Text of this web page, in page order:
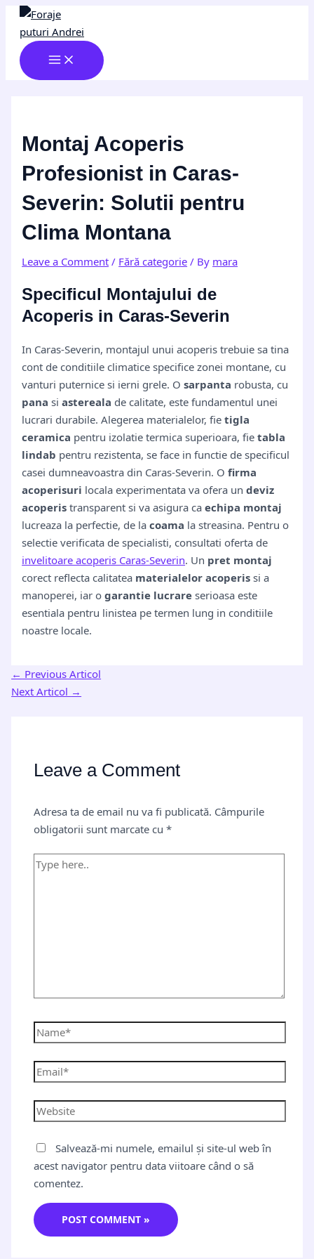
Skip
content
MENU
Montaj Acoperis
Profesionist in Caras-
Severin: Solutii pentru
Clima Montana
Leave a Comment / Fără categorie / By mara
Specificul Montajului de
Acoperis in Caras-Severin
In Caras-Severin, montajul unui acoperis trebuie sa tina
cont de conditiile climatice specifice zonei montane, cu
vanturi puternice si ierni grele. Osarpanta robusta, cu
pana siastereala de calitate, este fundamentul unei
lucrari durabile. Alegerea materialelor, fietigla
ceramica pentru izolatie termica superioara, fietabla
lindab pentru rezistenta, se face in functie de specificul
casei dumneavoastra din Caras-Severin. Ofirma
acoperisuri locala experimentata va ofera undeviz
acoperis transparent si va asigura caechipa montaj
lucreaza la perfectie, de lacoama la streasina. Pentru o
selectie verificata de specialisti, consultati oferta de
invelitoare acoperis Caras-Severin. Un pret montaj
corect reflecta calitatea materialelor acoperis si a
manoperei, iar ogarantie lucrare serioasa este
esentiala pentru linistea pe termen lung in conditiile
noastre locale.
Post
navigation
← Previous Articol
Next Articol →
Leave a Comment
Adresa ta de email nu va fi publicată. Câmpurile
obligatorii sunt marcate cu*
Type
here..
Name*
Email*
Website
Salvează-mi numele, emailul și site-ul web în
acest navigator pentru data viitoare când o să
comentez.